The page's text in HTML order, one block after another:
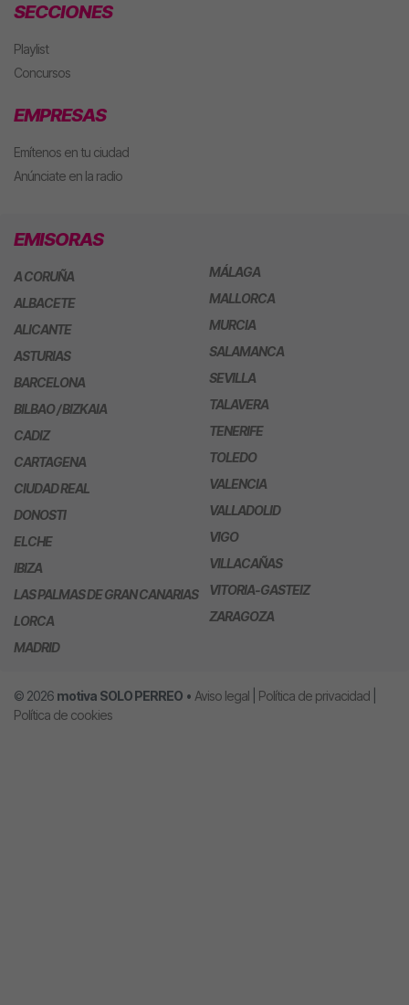
SECCIONES
Playlist
Concursos
EMPRESAS
Emítenos en tu ciudad
Anúnciate en la radio
EMISORAS
A CORUÑA
ALBACETE
ALICANTE
ASTURIAS
BARCELONA
BILBAO / BIZKAIA
CADIZ
CARTAGENA
CIUDAD REAL
DONOSTI
ELCHE
IBIZA
LAS PALMAS DE GRAN CANARIAS
LORCA
MADRID
MÁLAGA
MALLORCA
MURCIA
SALAMANCA
SEVILLA
TALAVERA
TENERIFE
TOLEDO
VALENCIA
VALLADOLID
VIGO
VILLACAÑAS
VITORIA-GASTEIZ
ZARAGOZA
© 2026 motiva SOLO PERREO • Aviso legal Política de privacidad
Política de cookies